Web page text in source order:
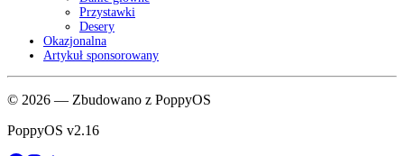
Przystawki
Desery
Okazjonalna
Artykuł sponsorowany
© 2026 — Zbudowano z PoppyOS
PoppyOS v2.16